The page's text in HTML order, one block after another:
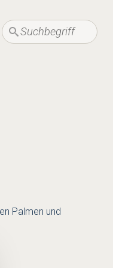
Suche
Palmen und